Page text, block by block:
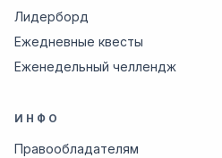
Лидерборд
Ежедневные квесты
Еженедельный челлендж
ИНФО
Правообладателям